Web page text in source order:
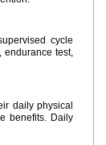
cycle
endurance test,
daily physical
benefits. Daily